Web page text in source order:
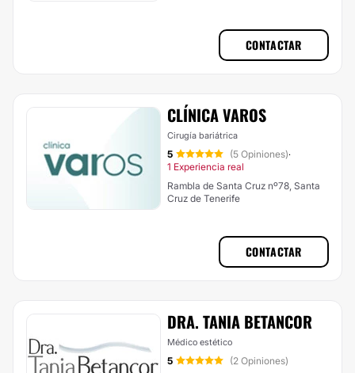
CONTACTAR
CLÍNICA VAROS
Cirugía bariátrica
5 (5 Opiniones)·
1 Experiencia real
Rambla de Santa Cruz nº78, Santa
Cruz de Tenerife
CONTACTAR
DRA. TANIA BETANCOR
Médico estético
5
(2 Opiniones)